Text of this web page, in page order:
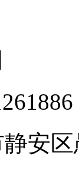
静安区